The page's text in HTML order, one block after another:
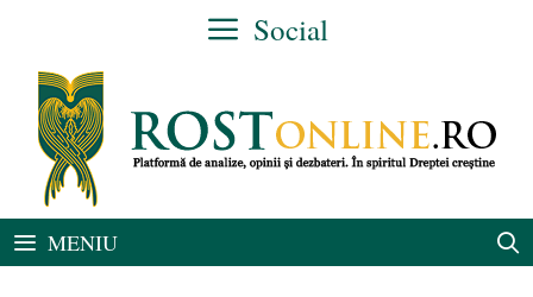
conținut
Social
MENIU